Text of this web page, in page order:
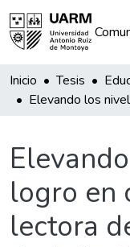
Inicio Tesis
logro en
lectora